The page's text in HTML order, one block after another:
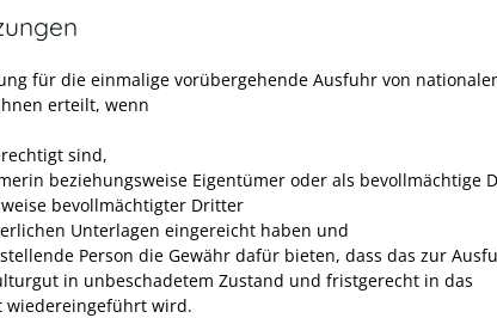
für die einmalige vorübergehende Ausfuhr von
erteilt, wenn
sind,
beziehungsweise Eigentümer oder als bevollmächtige
bevollmächtigter Dritter
Unterlagen eingereicht haben und
Person die Gewähr dafür bieten, dass das zur
in unbeschadetem Zustand und fristgerecht in das
wiedereingeführt wird.